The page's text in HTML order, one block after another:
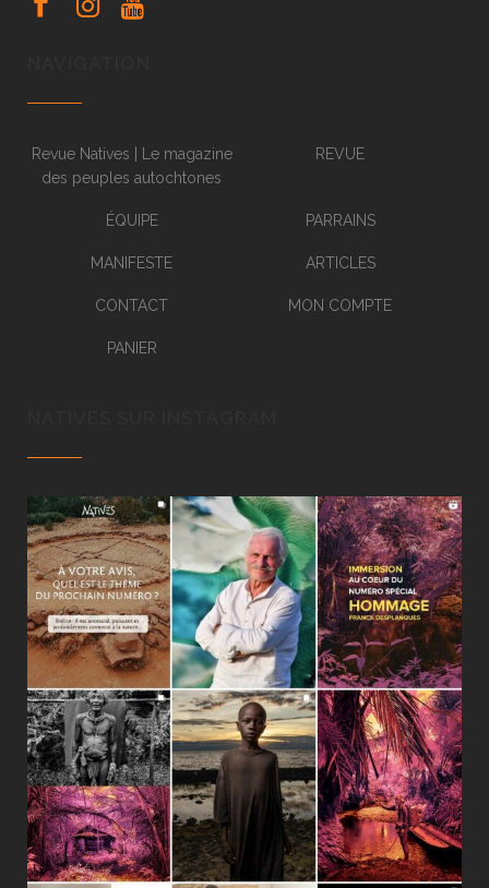
Revue Natives | Le magazine
des peuples autochtones
REVUE
ÉQUIPE PARRAINS
MANIFESTE ARTICLES
CONTACT MON COMPTE
PANIER